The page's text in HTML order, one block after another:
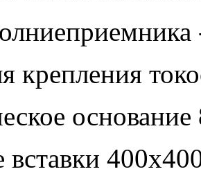
крепления
вставки